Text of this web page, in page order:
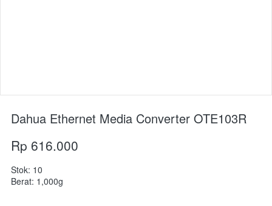
Dahua Ethernet Media Converter OTE103R
Rp 616.000
Stok: 10
Berat: 1,000g